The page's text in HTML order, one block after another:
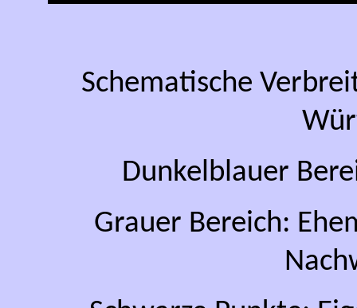
Schematische
Dunkelblauer
Grauer Bereich: